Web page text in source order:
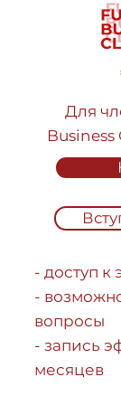
Для
Business
- доступ к
-
вопросы
- запись
месяцев